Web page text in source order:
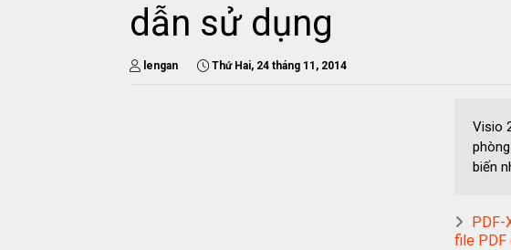
dẫn sử dụng
lengan Thứ Hai, 24 tháng 11, 2014
Visio
biến
PDF-
file PDF